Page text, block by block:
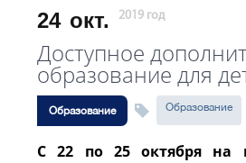
24 окт. 2019 год
Доступное
образование для
Образование Образование
С 22 по 25 октября на